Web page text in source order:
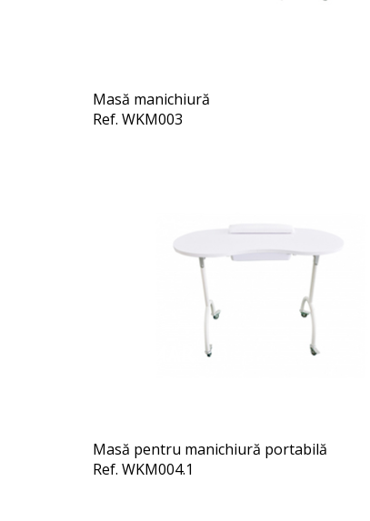
Masă manichiură
Ref. WKM003
Masă pentru manichiură portabilă
Ref. WKM004.1